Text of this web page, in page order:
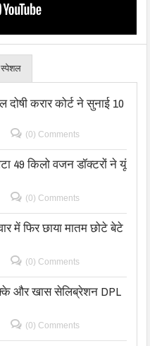
स्पेशल
करार कोर्ट ने सुनाई 10
(0) Comments
49 किलो वजन डॉक्टरों ने यूं
(0) Comments
में फिर छाया मातम छोटे बेटे
(0) Comments
और खास सेलिब्रेशन DPL
(0) Comments